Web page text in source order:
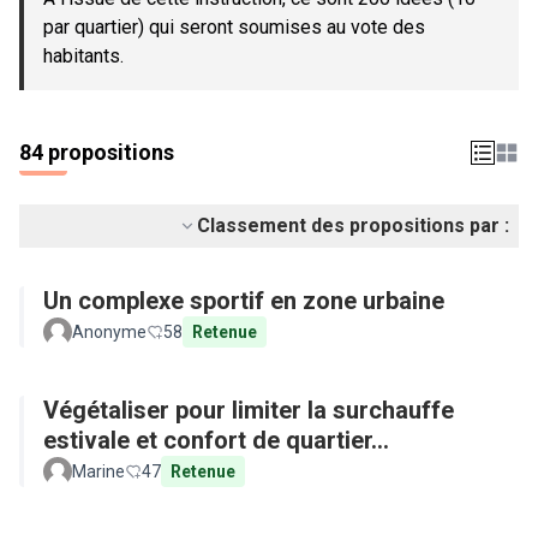
par quartier) qui seront soumises au vote des
habitants.
84 propositions
Classement des propositions par :
Un complexe sportif en zone urbaine
Anonyme 58 Retenue
Végétaliser pour limiter la surchauffe
estivale et confort de quartier...
Marine 47 Retenue